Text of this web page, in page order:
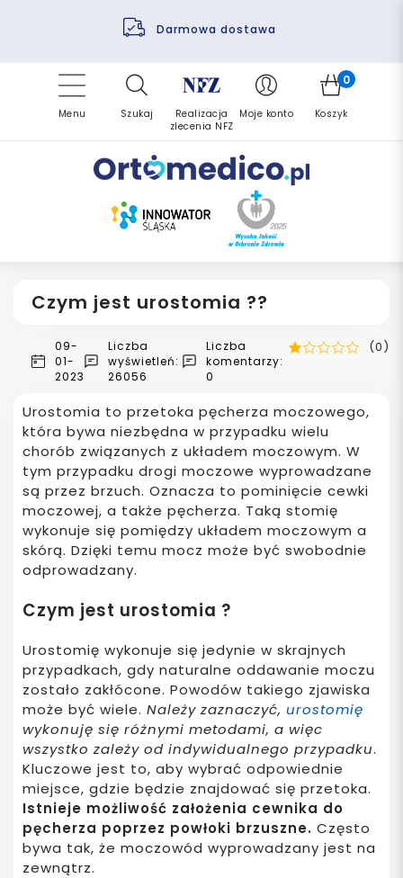
Darmowa dostawa
Pomoc fizjoterapeuty
Finansowanie PFRON
Refundacja NFZ
Zrealizuj zlecenie ponownie
Menu Szukaj
Realizacja
zlecenia NFZ
Moje konto
0
Koszyk
Czym jest urostomia ??
09-
01-
2023
Liczba
wyświetleń:
26056
Liczba
komentarzy:
0
(0)
Urostomia to przetoka pęcherza moczowego,
która bywa niezbędna w przypadku wielu
chorób związanych z układem moczowym. W
tym przypadku drogi moczowe wyprowadzane
są przez brzuch. Oznacza to pominięcie cewki
moczowej, a także pęcherza. Taką stomię
wykonuje się pomiędzy układem moczowym a
skórą. Dzięki temu mocz może być swobodnie
odprowadzany.
Czym jest urostomia ?
Urostomię wykonuje się jedynie w skrajnych
przypadkach, gdy naturalne oddawanie moczu
zostało zakłócone. Powodów takiego zjawiska
może być wiele. Należy zaznaczyć, urostomię
wykonuję się różnymi metodami, a więc
wszystko zależy od indywidualnego przypadku.
Kluczowe jest to, aby wybrać odpowiednie
miejsce, gdzie będzie znajdować się przetoka.
Istnieje możliwość założenia cewnika do
pęcherza poprzez powłoki brzuszne. Często
bywa tak, że moczowód wyprowadzany jest na
zewnątrz.